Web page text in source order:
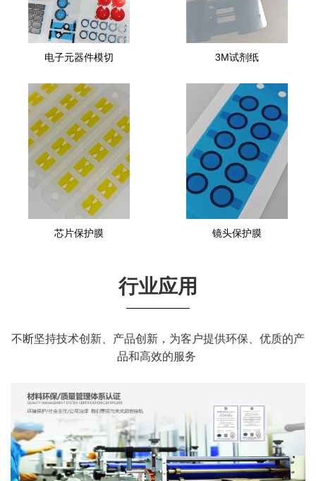
电子元器件模切 3M试剂纸
芯片保护膜 镜头保护膜
行业应用
不断坚持技术创新、产品创新，为客户提供环保、优质的产
品和高效的服务